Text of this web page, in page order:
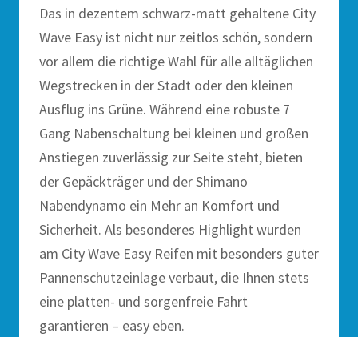
Das in dezentem schwarz-matt gehaltene City
Wave Easy ist nicht nur zeitlos schön, sondern
vor allem die richtige Wahl für alle alltäglichen
Wegstrecken in der Stadt oder den kleinen
Ausflug ins Grüne. Während eine robuste 7
Gang Nabenschaltung bei kleinen und großen
Anstiegen zuverlässig zur Seite steht, bieten
der Gepäckträger und der Shimano
Nabendynamo ein Mehr an Komfort und
Sicherheit. Als besonderes Highlight wurden
am City Wave Easy Reifen mit besonders guter
Pannenschutzeinlage verbaut, die Ihnen stets
eine platten- und sorgenfreie Fahrt
garantieren – easy eben.